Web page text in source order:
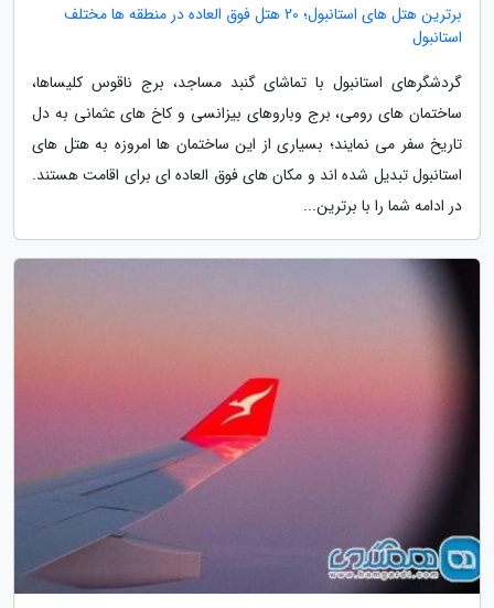
برترین هتل های استانبول؛ 20 هتل فوق العاده در منطقه ها مختلف
استانبول
گردشگرهای استانبول با تماشای گنبد مساجد، برج ناقوس کلیساها،
ساختمان های رومی، برج وباروهای بیزانسی و کاخ های عثمانی به دل
تاریخ سفر می نمایند؛ بسیاری از این ساختمان ها امروزه به هتل های
استانبول تبدیل شده اند و مکان های فوق العاده ای برای اقامت هستند.
در ادامه شما را با برترین...